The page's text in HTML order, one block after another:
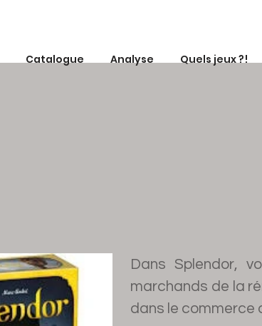
Catalogue Analyse Quels jeux ?!
Dans Splendor,
marchands de la
dans le commerce